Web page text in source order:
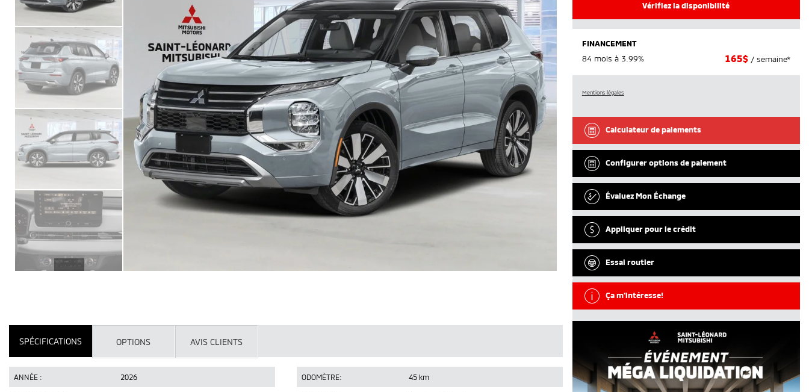
SPÉCIFICATIONS OPTIONS AVIS CLIENTS
ANNÉE : 2026 ODOMÈTRE: 45 km
Vérifiez la disponibilité
FINANCEMENT
84 mois à 3.99%
165$ / semaine*
Mentions légales
Calculateur de paiements
Configurer options de paiement
Évaluez Mon Échange
Appliquer pour le crédit
Essai routier
Ça m'intéresse!